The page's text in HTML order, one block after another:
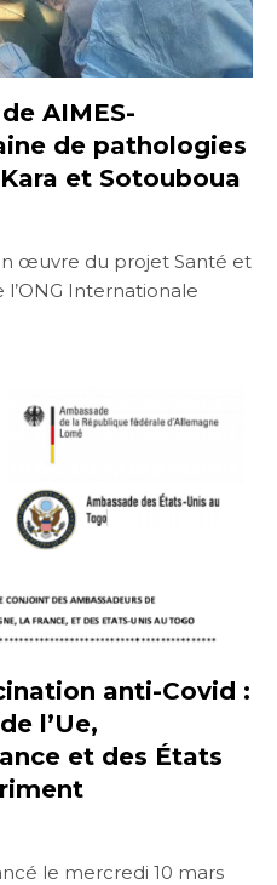
AIMES-
de pathologies
et Sotouboua
œuvre du projet Santé et
l’ONG Internationale
anti-Covid :
l’Ue,
et des États
le mercredi 10 mars